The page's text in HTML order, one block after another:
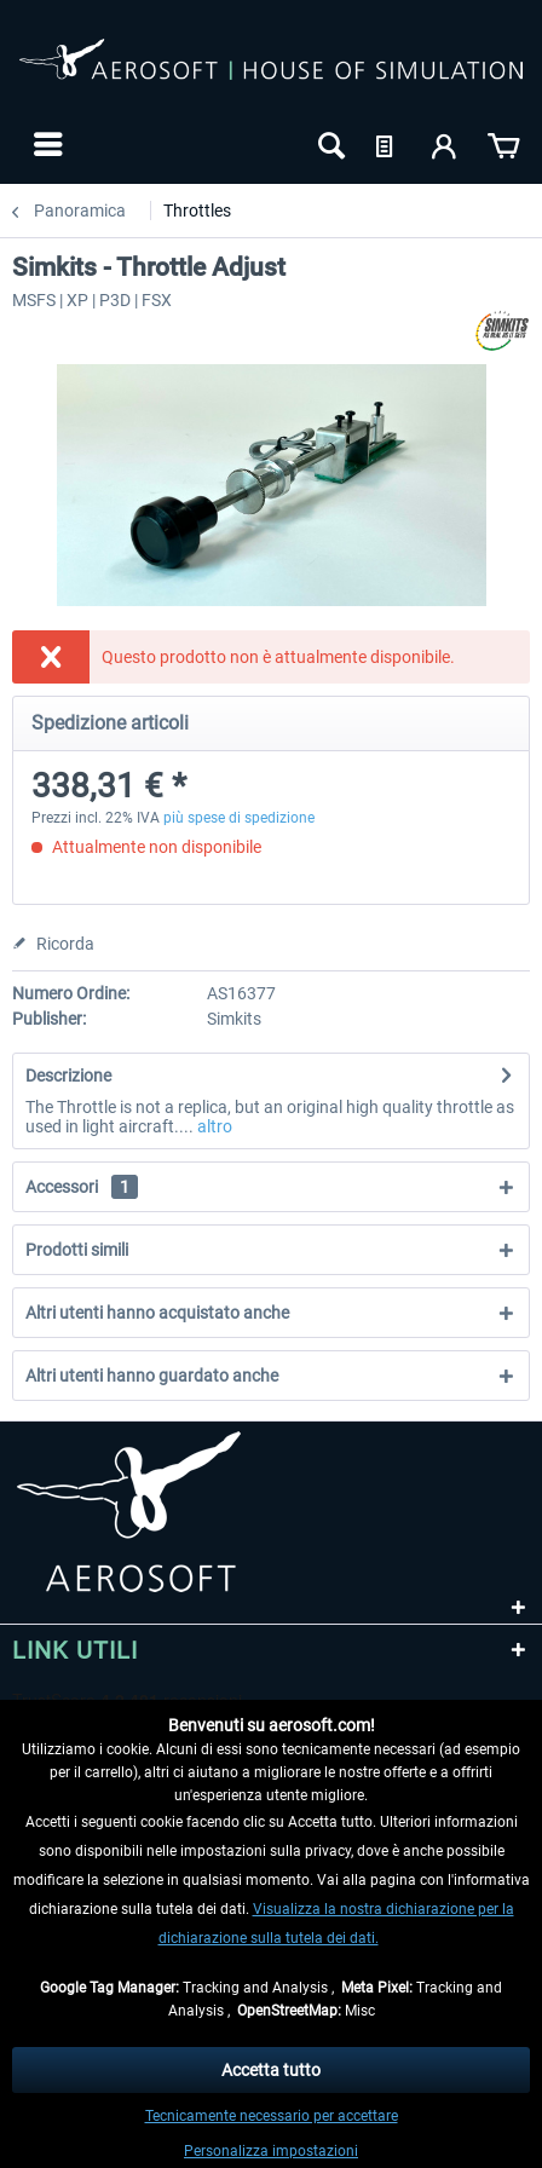
Panoramica Throttles
Honeycomb - Bravo Throttle Quadrant
256,29 € *
Simkits - Throttle Adjust
MSFS | XP | P3D | FSX
Questo prodotto non è attualmente disponibile.
Spedizione articoli
338,31 € *
Prezzi incl. 22% IVA più spese di spedizione
Attualmente non disponibile
Ricorda
Numero Ordine:
AS16377
Publisher:
Simkits
Descrizione
The Throttle is not a replica, but an original high quality throttle as
used in light aircraft.... altro
Accessori 1
Prodotti simili
Altri utenti hanno acquistato anche
Altri utenti hanno guardato anche
LINK UTILI
RECEDERE DAL CONTRATTO
INFORMAZIONI
eventualmente le spese di spedizione, se non diversamente descritto.
** Riguarda le spedizioni al di fuori della Germania, i tempi di consegna per le
altre nazioni sono disponibili nelleinformazioni di spedizione
Benvenuti su aerosoft.com!
Utilizziamo i cookie. Alcuni di essi sono tecnicamente necessari (ad esempio
per il carrello), altri ci aiutano a migliorare le nostre offerte e a offrirti
un'esperienza utente migliore.
Accetti i seguenti cookie facendo clic su Accetta tutto. Ulteriori informazioni
sono disponibili nelle impostazioni sulla privacy, dove è anche possibile
modificare la selezione in qualsiasi momento. Vai alla pagina con l'informativa
dichiarazione sulla tutela dei dati. Visualizza la nostra dichiarazione per la
dichiarazione sulla tutela dei dati.
Google Tag Manager: Tracking and Analysis , Meta Pixel: Tracking and
Analysis , OpenStreetMap:Misc
Personalizza impostazioni
Tecnicamente necessario per accettare
Accetta tutto